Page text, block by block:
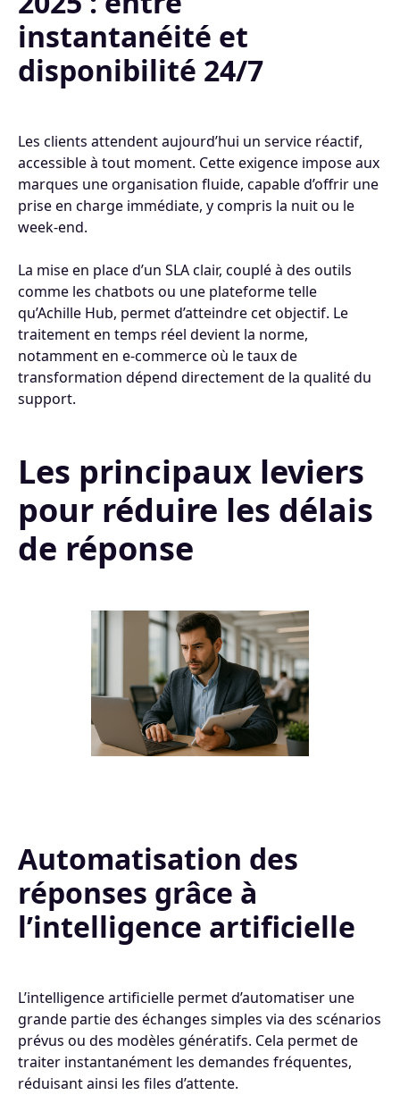
instantanéité et
disponibilité 24/7
Les clients attendent aujourd’hui un service réactif,
accessible à tout moment. Cette exigence impose aux
marques une organisation fluide, capable d’offrir une
prise en charge immédiate, y compris la nuit ou le
week-end.
La mise en place d’un SLA clair, couplé à des outils
comme les chatbots ou une plateforme telle
qu’Achille Hub, permet d’atteindre cet objectif. Le
traitement en temps réel devient la norme,
notamment en e-commerce où le taux de
transformation dépend directement de la qualité du
support.
Les principaux leviers
pour réduire les délais
de réponse
Automatisation des
réponses grâce à
l’intelligence artificielle
L’intelligence artificielle permet d’automatiser une
grande partie des échanges simples via des scénarios
prévus ou des modèles génératifs. Cela permet de
traiter instantanément les demandes fréquentes,
réduisant ainsi les files d’attente.